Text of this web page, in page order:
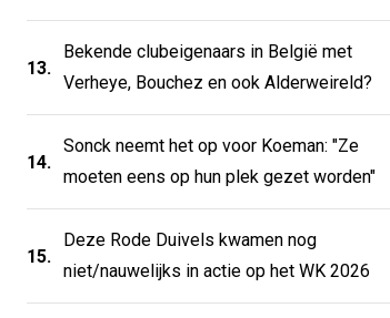
13.
Bekende clubeigenaars in België met
Verheye, Bouchez en ook Alderweireld?
14.
Sonck neemt het op voor Koeman: "Ze
moeten eens op hun plek gezet worden"
15.
Deze Rode Duivels kwamen nog
niet/nauwelijks in actie op het WK 2026